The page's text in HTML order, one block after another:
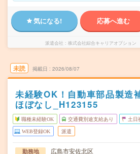
気になる! 応募へ進む
派遣会社 株式会社綜合キャリアオプション
未読 掲載日 2026/08/07
未経験OK！自動車部品製造
ほぼなし_H123155
職種未経験OK 交通費別途支給あり 土日
WEB登録OK 派遣
勤務地 広島市安佐北区